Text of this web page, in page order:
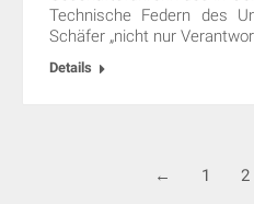
Technische Federn des
Schäfer „nicht nur
Details
← 1 2